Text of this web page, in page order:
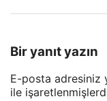
Bir yanıt yazın
E-posta adresiniz
ile